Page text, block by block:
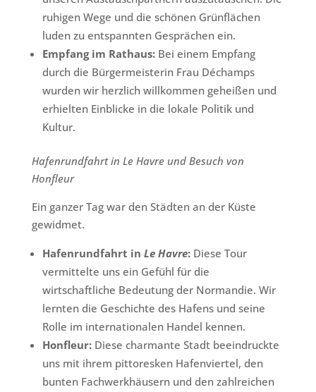
ruhigen Wege und die schönen Grünflächen
luden zu entspannten Gesprächen ein.
Empfang im Rathaus:Bei einem Empfang
durch die Bürgermeisterin Frau Déchamps
wurden wir herzlich willkommen geheißen und
erhielten Einblicke in die lokale Politik und
Kultur.
Hafenrundfahrt in Le Havre und Besuch von
Honfleur
Ein ganzer Tag war den Städten an der Küste
gewidmet.
Hafenrundfahrt in Le Havre:Diese Tour
vermittelte uns ein Gefühl für die
wirtschaftliche Bedeutung der Normandie. Wir
lernten die Geschichte des Hafens und seine
Rolle im internationalen Handel kennen.
Honfleur:Diese charmante Stadt beeindruckte
uns mit ihrem pittoresken Hafenviertel, den
bunten Fachwerkhäusern und den zahlreichen